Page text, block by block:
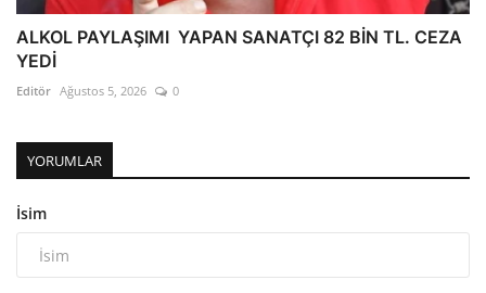
ALKOL PAYLAŞIMI YAPAN SANATÇI 82 BİN TL. CEZA
YEDİ
Editör Ağustos 5, 2026 0
YORUMLAR
İsim